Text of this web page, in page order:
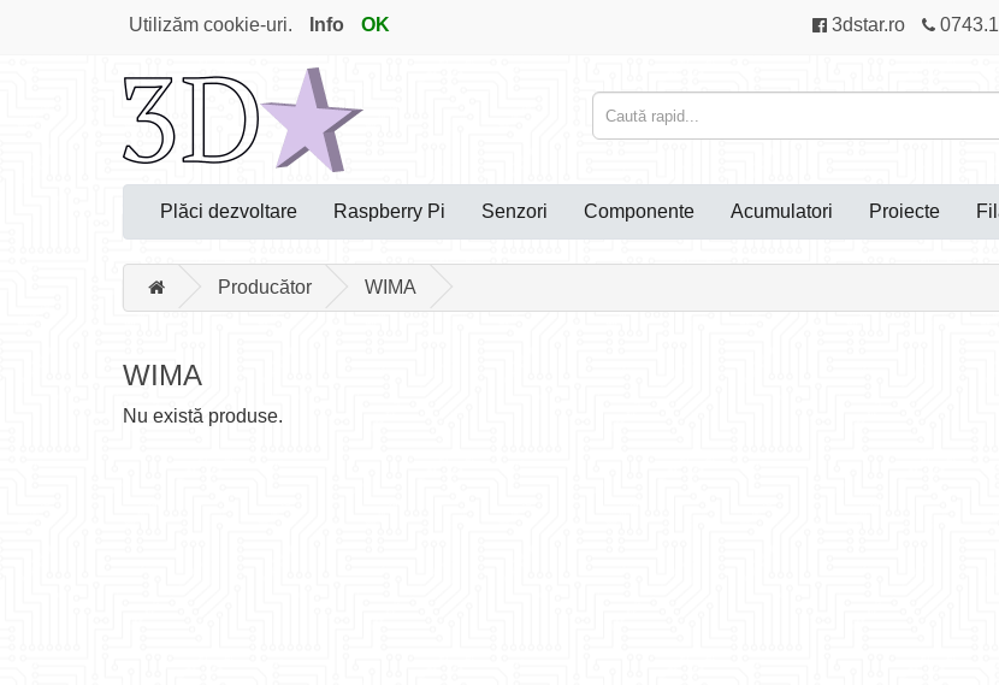
Utilizăm cookie-uri. Info OK 3dstar.ro
Plăci dezvoltare Raspberry Pi Senzori Componente Acumulatori Proiecte
Producător WIMA
WIMA
Nu există produse.